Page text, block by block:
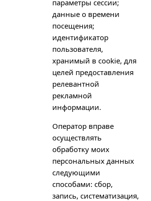
параметры сессии;
данные о времени
посещения;
идентификатор
пользователя,
хранимый в cookie, для
целей предоставления
релевантной
рекламной
информации.
Оператор вправе
осуществлять
обработку моих
персональных данных
следующими
способами: сбор,
запись, систематизация,